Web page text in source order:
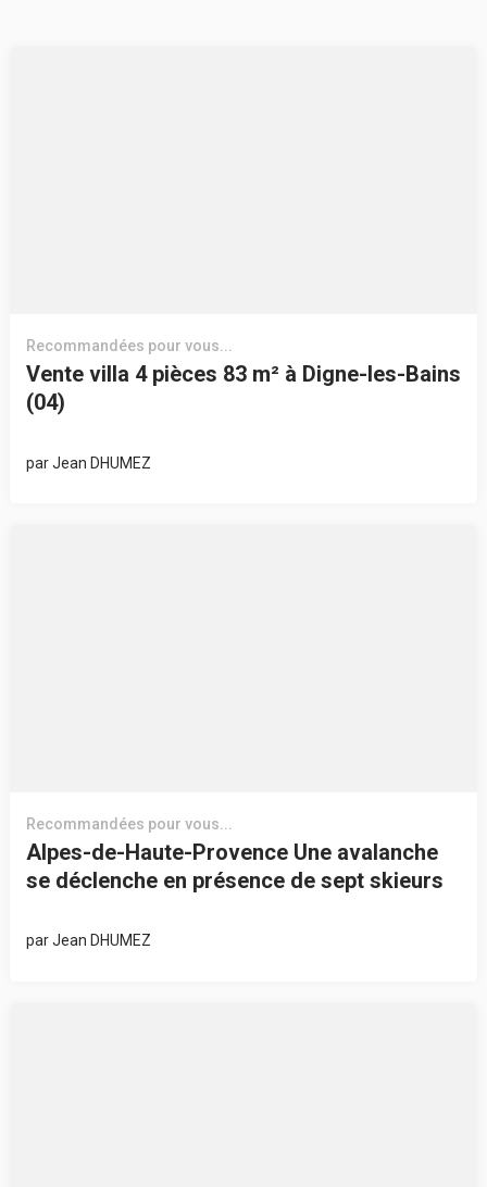
Recommandées pour vous...
Vente villa 4 pièces 83 m² à Digne-les-Bains
(04)
parJean DHUMEZ
Recommandées pour vous...
Alpes-de-Haute-Provence Une avalanche
se déclenche en présence de sept skieurs
parJean DHUMEZ